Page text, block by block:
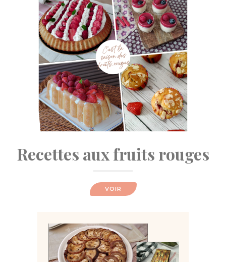
Recettes aux fruits rouges
VOIR